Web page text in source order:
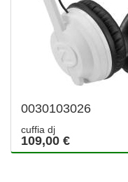
0030103026
cuffia dj
109,00 €